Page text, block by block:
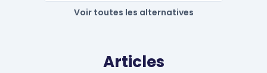
Voir toutes les alternatives
Articles